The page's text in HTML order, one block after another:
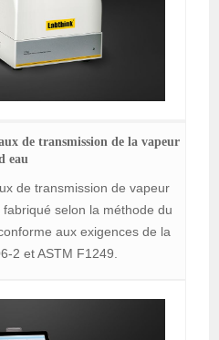
de transmission de la vapeur
eau
de transmission de vapeur
selon la méthode du
aux exigences de la
2 et ASTM F1249.